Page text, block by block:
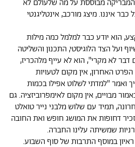
המבריקה מבוססת על מה שלעולם לא
איננו. מיצג מורכב, אינטליגנטי
הוא יודע כבר למלמל כמה מילות
ועל הצד הלוגיסטי, התכנון והשליטה
לא מקרי", הוא לא עייף מלהכריז,
האחרון, אין מקום לטעויות
ואמר "למדתי לשלוט אפילו בכמות
מבויים, אין מקום לאימפרוביזציה. גם
תמיד עם שלוש מלבני נייר טואלט
דחופות את המושג חופש ואת החובה
שמשיתה עלינו החברה.
במוסף התרבות של סוף השבוע.